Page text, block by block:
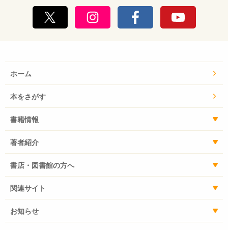
ホーム
本をさがす
書籍情報
著者紹介
書店・図書館の方へ
関連サイト
お知らせ